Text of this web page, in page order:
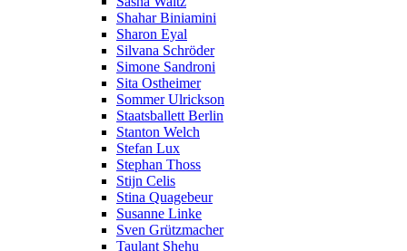
Shahar Biniamini
Sharon Eyal
Silvana Schröder
Simone Sandroni
Sita Ostheimer
Sommer Ulrickson
Staatsballett Berlin
Stanton Welch
Stefan Lux
Stephan Thoss
Stijn Celis
Stina Quagebeur
Susanne Linke
Sven Grützmacher
Taulant Shehu